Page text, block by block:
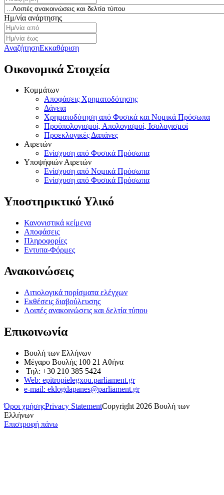
Κατηγορία
Ημ/νία ανάρτησης
ΑναζήτησηΕκκαθάριση
Οικονομικά Στοιχεία
Κομμάτων
Αποφάσεις Χρηματοδότησης
Δάνεια
Χρηματοδότηση από Φυσικά και Νομικά Πρόσωπα
Προϋπολογισμοί, Απολογισμοί, Ισολογισμοί
Προεκλογικές Δαπάνες
Αιρετών
Ενίσχυση από Φυσικά Πρόσωπα
Υποψήφιών Αιρετών
Ενίσχυση από Νομικά Πρόσωπα
Ενίσχυση από Φυσικά Πρόσωπα
Υποστηρικτικό Υλικό
Κανονιστικά κείμενα
Αποφάσεις
Πληροφορίες
Εντυπα-Φόρμες
Ανακοινώσεις
Αιτιολογικά πορίσματα ελέγχων
Εκθέσεις διαβούλευσης
Λοιπές ανακοινώσεις και δελτία τύπου
Επικοινωνία
Βουλή των Ελλήνων
Μέγαρο Βουλής 100 21 Αθήνα
Τηλ: +30 210 385 5424
Web: epitropielegxou.parliament.gr
e-mail: eklogdapanes@parliament.gr
Όροι χρήσηςPrivacy StatementCopyright 2026 Βουλή των
Ελλήνων
Επιστροφή πάνω